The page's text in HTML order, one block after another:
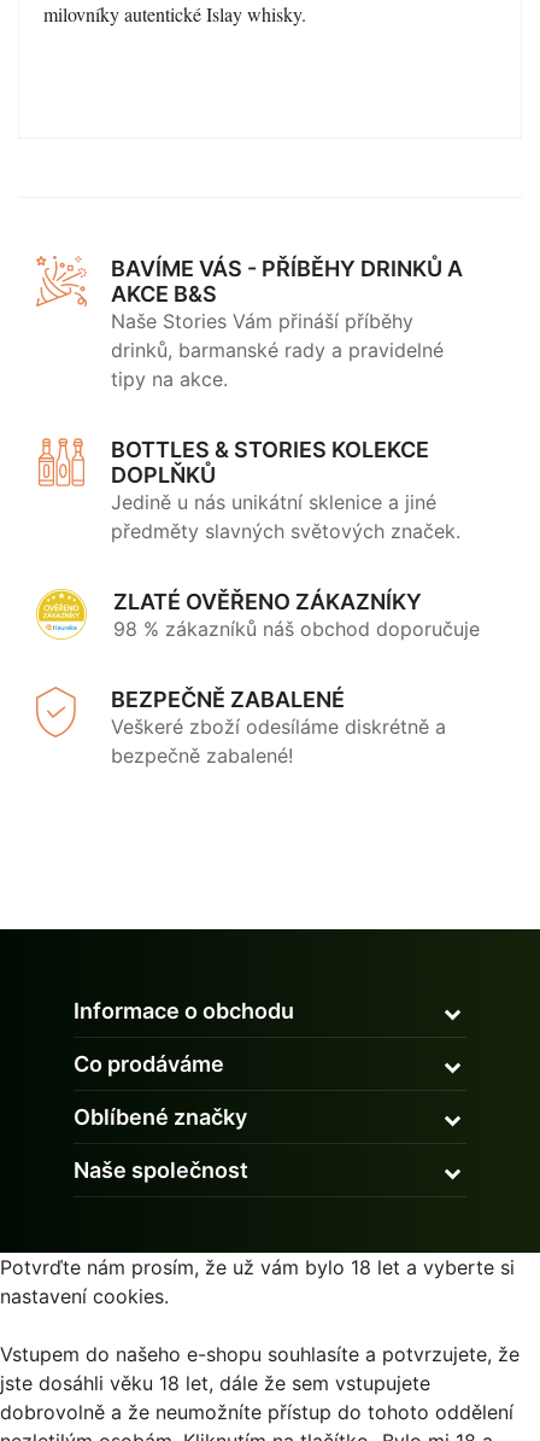
milovníky autentické Islay whisky.
BAVÍME VÁS - PŘÍBĚHY DRINKŮ A
AKCE B&S
Naše Stories Vám přináší příběhy
drinků, barmanské rady a pravidelné
tipy na akce.
BOTTLES & STORIES KOLEKCE
DOPLŇKŮ
Jedině u nás unikátní sklenice a jiné
předměty slavných světových značek.
ZLATÉ OVĚŘENO ZÁKAZNÍKY
98 % zákazníků náš obchod doporučuje
BEZPEČNĚ ZABALENÉ
Veškeré zboží odesíláme diskrétně a
bezpečně zabalené!
Informace o obchodu
Co prodáváme
Oblíbené značky
Naše společnost
Potvrďte nám prosím, že už vám bylo 18 let a vyberte si
nastavení cookies.
Vstupem do našeho e-shopu souhlasíte a potvrzujete, že
jste dosáhli věku 18 let, dále že sem vstupujete
dobrovolně a že neumožníte přístup do tohoto oddělení